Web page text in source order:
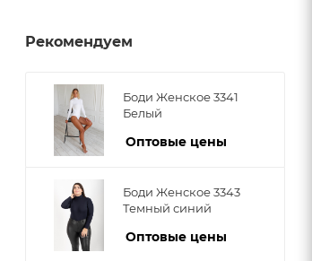
Рекомендуем
Боди Женское 3341
Белый
Оптовые цены
Боди Женское 3343
Темный синий
Оптовые цены